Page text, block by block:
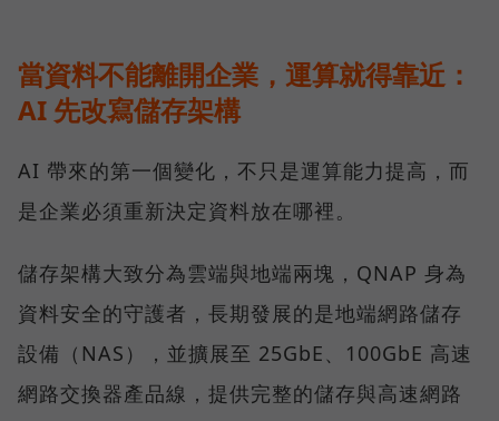
當資料不能離開企業，運算就得靠近：
AI 先改寫儲存架構
AI 帶來的第一個變化，不只是運算能力提高，而
是企業必須重新決定資料放在哪裡。
儲存架構大致分為雲端與地端兩塊，QNAP 身為
資料安全的守護者，長期發展的是地端網路儲存
設備（NAS），並擴展至 25GbE、100GbE 高速
網路交換器產品線，提供完整的儲存與高速網路